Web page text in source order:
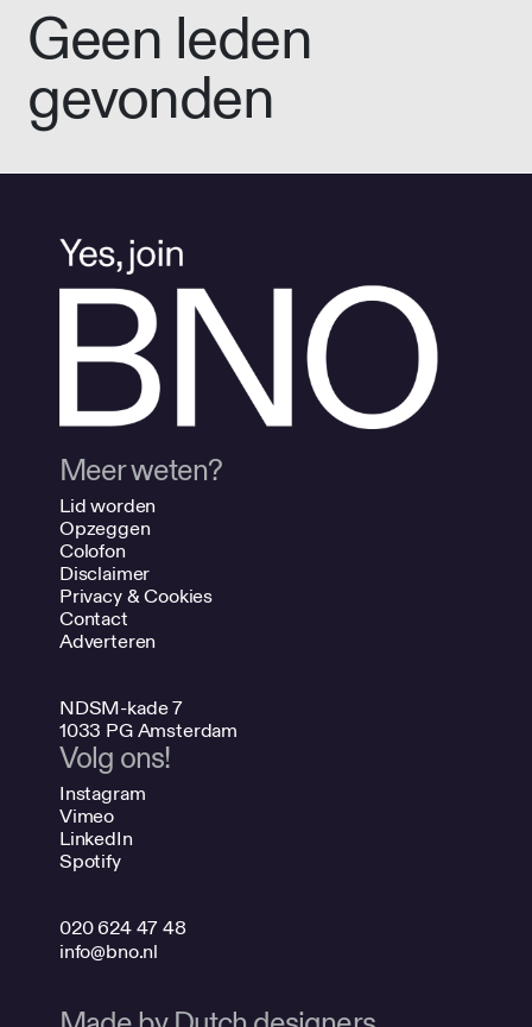
Geen leden
gevonden
Meer weten?
Lid worden
Opzeggen
Colofon
Disclaimer
Privacy & Cookies
Contact
Adverteren
NDSM-kade 7
1033 PG Amsterdam
Volg ons!
Instagram
Vimeo
LinkedIn
Spotify
020 624 47 48
info@bno.nl